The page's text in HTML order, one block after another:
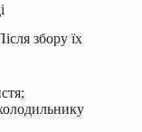
збору їх